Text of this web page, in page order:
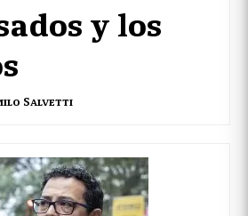
y los
Salvetti